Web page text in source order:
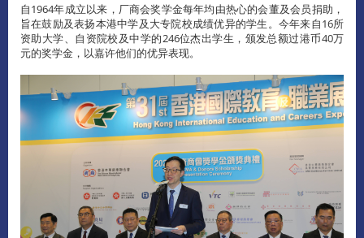
自1964年成立以来，厂商会奖学金每年均由热心的会董及会员捐助，
旨在鼓励及表扬本港中学及大专院校成绩优异的学生。今年来自16所
资助大学、自资院校及中学的246位杰出学生，颁发总额过港币40万
元的奖学金，以嘉许他们的优异表现。